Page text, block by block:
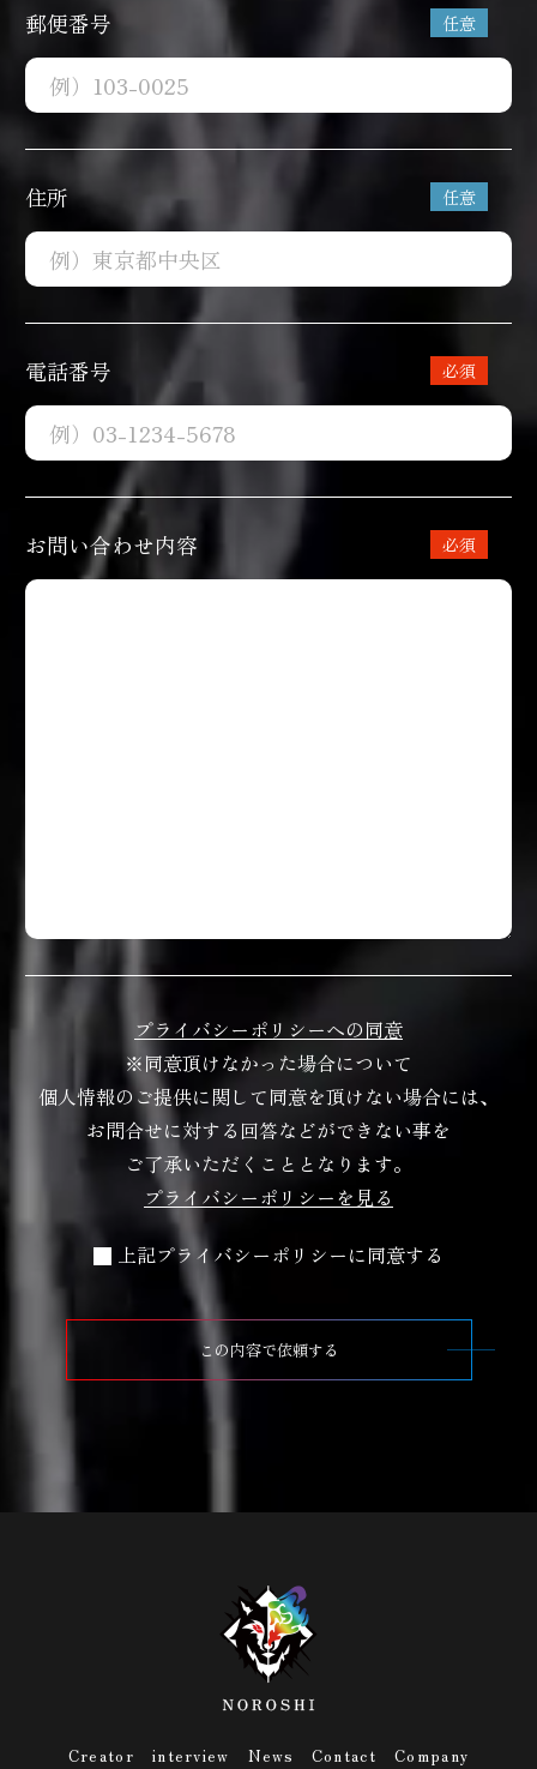
郵便番号
住所
電話番号
お問い合わせ内容
プライバシーポリシーへの同意
※同意頂けなかった場合について
個人情報のご提供に関して同意を頂けない場合には、
お問合せに対する回答などができない事を
ご了承いただくこととなります。
プライバシーポリシーを見る
上記プライバシーポリシーに同意する
この内容で依頼する
Creator interview News Contact Company